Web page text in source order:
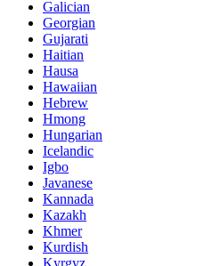
Galician
Georgian
Gujarati
Haitian
Hausa
Hawaiian
Hebrew
Hmong
Hungarian
Icelandic
Igbo
Javanese
Kannada
Kazakh
Khmer
Kurdish
Kyrgyz